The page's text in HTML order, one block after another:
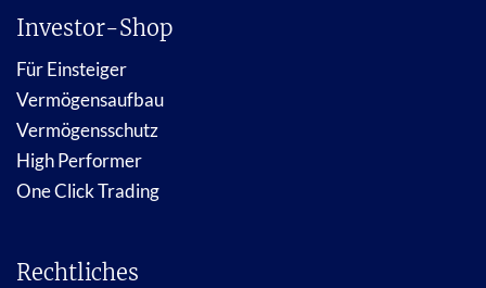
Investor-Shop
Für Einsteiger
Vermögensaufbau
Vermögensschutz
High Performer
One Click Trading
Rechtliches